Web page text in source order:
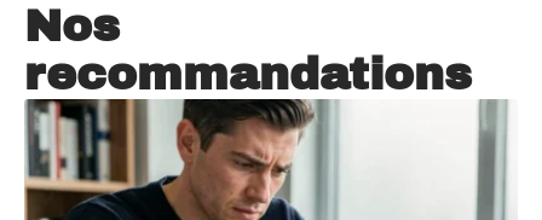
Nos
recommandations